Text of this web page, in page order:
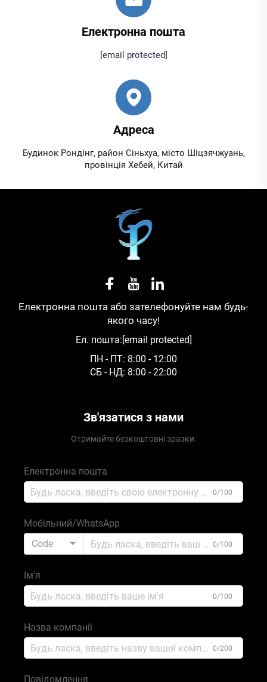
Електронна пошта
[email protected]
Адреса
Будинок Рондінг, район Сіньхуа, місто Шіцзячжуань,
провінція Хебей, Китай
Електронна пошта або зателефонуйте нам будь-
якого часу!
Ел. пошта:[email protected]
ПН - ПТ: 8:00 - 12:00
СБ - НД: 8:00 - 22:00
Зв'язатися з нами
Отримайте безкоштовні зразки.
Електронна пошта
0/100
Мобільний/WhatsApp
Code
0/100
Ім'я
0/100
Назва компанії
0/200
Повідомлення